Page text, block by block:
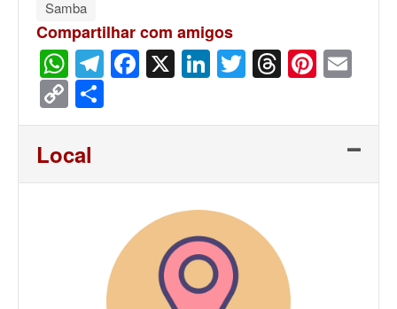
Samba
Compartilhar com amigos
WhatsApp
Telegram
Facebook
X LinkedIn
Twitter
Threads
Copy
Link
Local